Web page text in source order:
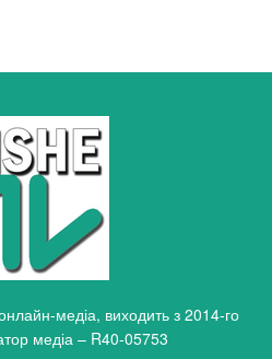
медіа, виходить з 2014-го
медіа – R40-05753